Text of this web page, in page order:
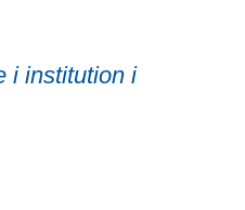
i institution i